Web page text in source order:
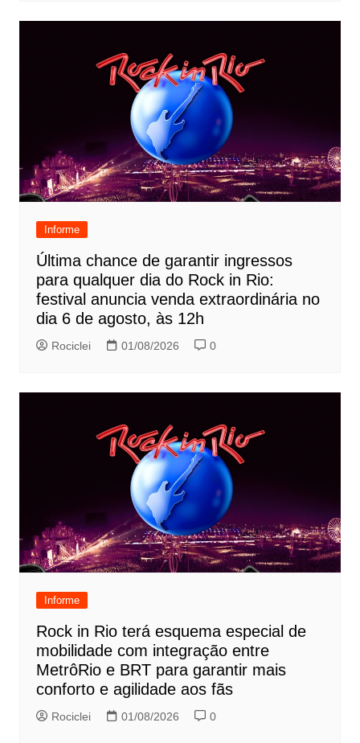
Informe
Última chance de garantir ingressos
para qualquer dia do Rock in Rio:
festival anuncia venda extraordinária no
dia 6 de agosto, às 12h
Rociclei 01/08/2026 0
Informe
Rock in Rio terá esquema especial de
mobilidade com integração entre
MetrôRio e BRT para garantir mais
conforto e agilidade aos fãs
Rociclei 01/08/2026 0